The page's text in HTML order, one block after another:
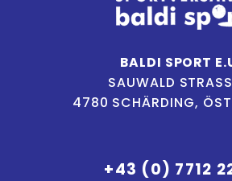
BALDI SPORT
SAUWALD STRASSE
4780 SCHÄRDING,
+43 (0) 7712